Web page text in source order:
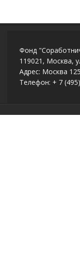
Фонд
119021, Москва,
Адрес: Москва
Телефон: + 7